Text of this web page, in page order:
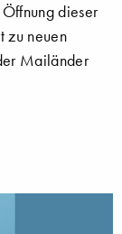
dieser
zu neuen
Mailänder